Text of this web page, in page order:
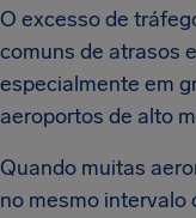
O excesso de
comuns de atrasos
especialmente em
aeroportos de alto
Quando muitas
no mesmo intervalo